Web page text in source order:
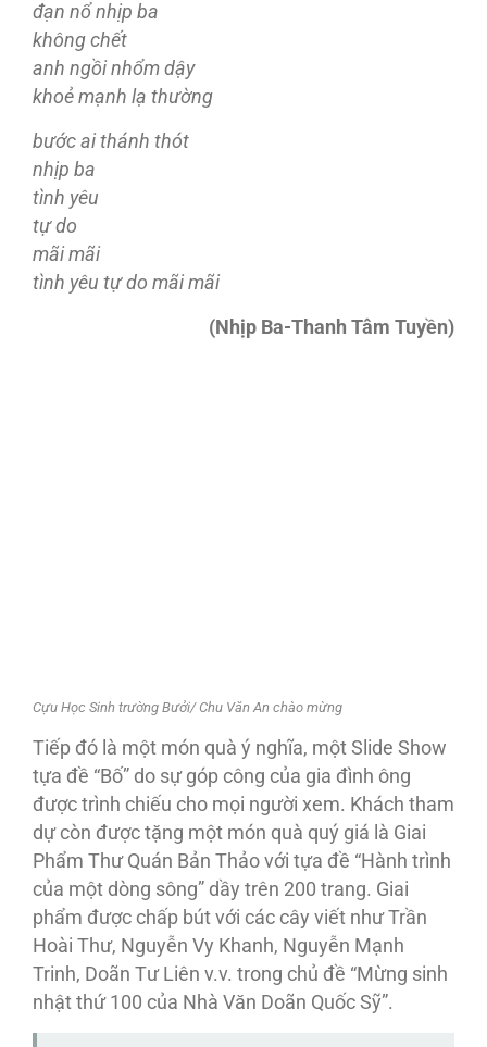
đạn nổ nhịp ba
không chết
anh ngồi nhổm dậy
khoẻ mạnh lạ thường
bước ai thánh thót
nhịp ba
tình yêu
tự do
mãi mãi
tình yêu tự do mãi mãi
(Nhịp Ba-Thanh Tâm Tuyền)
Cựu Học Sinh trường Bưởi/ Chu Văn An chào mừng
Tiếp đó là một món quà ý nghĩa, một Slide Show
tựa đề “Bố” do sự góp công của gia đình ông
được trình chiếu cho mọi người xem. Khách tham
dự còn được tặng một món quà quý giá là Giai
Phẩm Thư Quán Bản Thảo với tựa đề “Hành trình
của một dòng sông” dầy trên 200 trang. Giai
phẩm được chấp bút với các cây viết như Trần
Hoài Thư, Nguyễn Vy Khanh, Nguyễn Mạnh
Trinh, Doãn Tư Liên v.v. trong chủ đề “Mừng sinh
nhật thứ 100 của Nhà Văn Doãn Quốc Sỹ”.